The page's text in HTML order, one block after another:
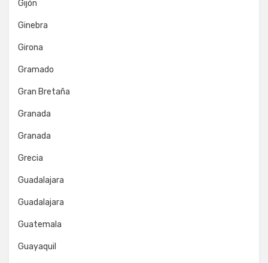
Gijón
Ginebra
Girona
Gramado
Gran Bretaña
Granada
Granada
Grecia
Guadalajara
Guadalajara
Guatemala
Guayaquil